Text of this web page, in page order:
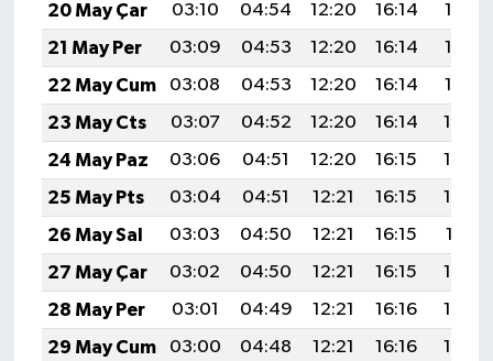
20 May Çar
03:10 04:54 12:20 16:14
19:36
21 May Per
03:09 04:53 12:20 16:14
19:37
22 May Cum
03:08 04:53 12:20 16:14
19:38
23 May Cts
03:07 04:52 12:20 16:14
19:39
24 May Paz
03:06 04:51 12:20 16:15
19:40
25 May Pts
03:04 04:51 12:21 16:15
19:40
26 May Sal
03:03 04:50 12:21 16:15
19:41
27 May Çar
03:02 04:50 12:21 16:15
19:42
28 May Per
03:01 04:49 12:21 16:16
19:43
29 May Cum
03:00 04:48 12:21 16:16
19:44